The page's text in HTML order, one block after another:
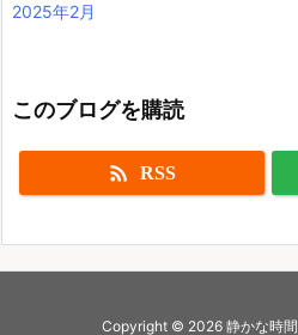
2025年2月
このブログを購読
 RSS
Copyright © 2026 静かな時間